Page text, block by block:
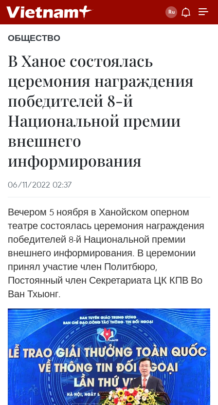
ОБЩЕСТВО
В Ханое состоялась
церемония награждения
победителей 8-й
Национальной премии
внешнего
информирования
06/11/2022 02:37
Вечером 5 ноября в Ханойском оперном
театре состоялась церемония награждения
победителей 8-й Национальной премии
внешнего информирования. В церемонии
принял участие член Политбюро,
Постоянный член Секретариата ЦК КПВ Во
Ван Тхыонг.